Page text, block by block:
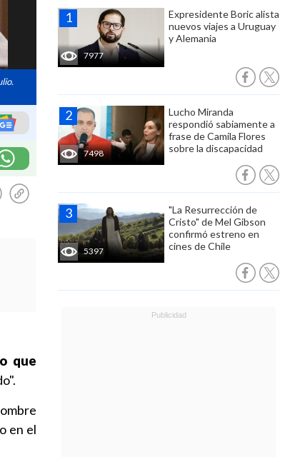
7977
Expresidente Boric alista
nuevos viajes a Uruguay
y Alemania
7498
Lucho Miranda
respondió sabiamente a
frase de Camila Flores
sobre la discapacidad
5397
"La Resurrección de
Cristo" de Mel Gibson
confirmó estreno en
cines de Chile
que
en el